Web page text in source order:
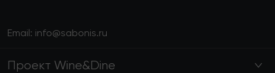
Email: info@sabonis.ru
Проект Wine&Dine